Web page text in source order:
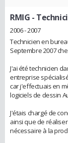
RMIG -
2006 - 2007
Technicien en
Septembre 2007
J'ai été technicien
entreprise
car j'effectuais en
logiciels de dessin
J'étais chargé de
ainsi que de
nécessaire à la